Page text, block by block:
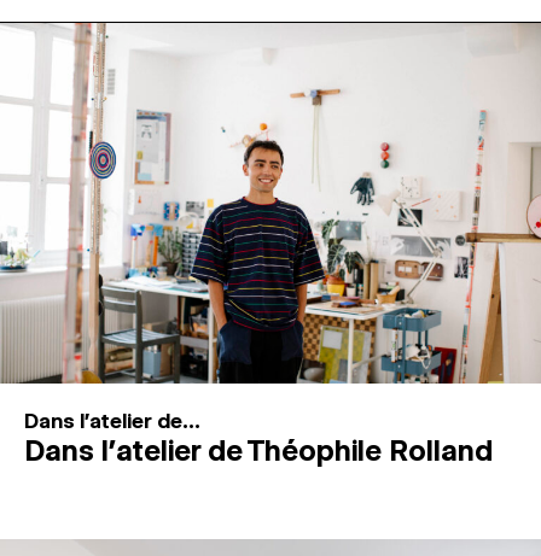
PROGRAMMATION
MAGAZINE
ESPACES DE PRATIQUE ARTISTIQUE ↓
Recherche
Connexion
Dans l'atelier de...
Dans l’atelier de Théophile Rolland